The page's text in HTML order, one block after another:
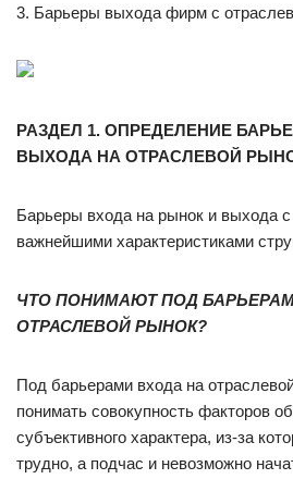
3. Барьеры выхода фирм с
РАЗДЕЛ 1. ОПРЕДЕЛЕНИЕ
ВЫХОДА НА ОТРАСЛЕВОЙ
Барьеры входа на рынок и выхода
важнейшими характеристиками
ЧТО ПОНИМАЮТ ПОД
ОТРАСЛЕВОЙ РЫНОК?
Под барьерами входа на
понимать совокупность факторов
субъективного характера, из-за
трудно, а подчас и невозможно